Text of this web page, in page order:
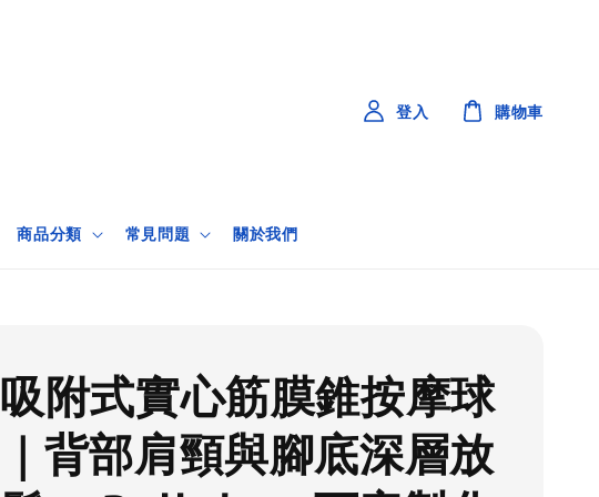
商品分類 常見問題 關於我們
登入 購物車
吸附式實心筋膜錐按摩球
｜背部肩頸與腳底深層放